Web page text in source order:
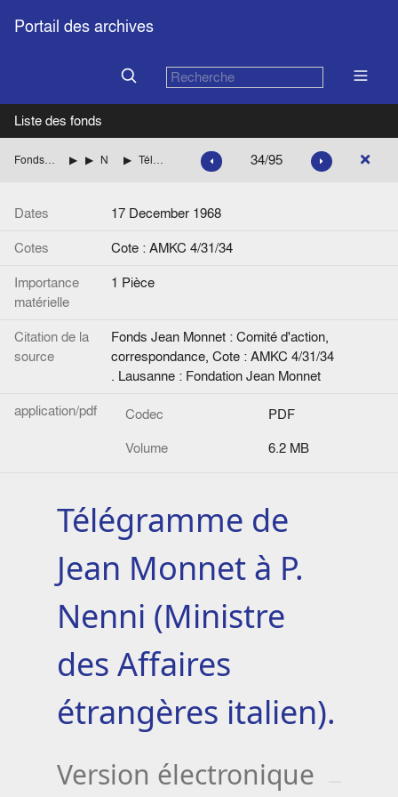
Portail des archives
Liste des fonds
Fonds Jean Monnet : Comité d'action, correspondance ITALIE Télégramme de Jean Monnet à P. Nenni (Ministre des Affaires étrangères italien). 34/95
Dates
17 December 1968
Cotes
Cote : AMKC 4/31/34
Importance
matérielle
1 Pièce
Citation de la
source
Fonds Jean Monnet : Comité d'action,
correspondance, Cote : AMKC 4/31/34
. Lausanne : Fondation Jean Monnet
application/pdf
Codec
PDF
Volume
6.2 MB
Télégramme de
Jean Monnet à P.
Nenni (Ministre
des Affaires
étrangères italien).
Version électronique